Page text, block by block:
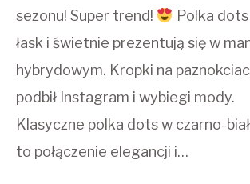
sezonu! Super trend!
Polka
łask i świetnie prezentują się w
hybrydowym. Kropki na
podbił Instagram i wybiegi mody.
Klasyczne polka dots w czarno-
to połączenie elegancji i…